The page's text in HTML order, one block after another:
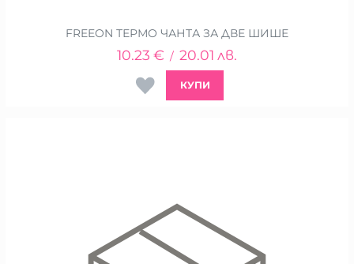
FREEON ТЕРМО ЧАНТА ЗА ДВЕ ШИШЕ
10.23 € / 20.01 лв.
КУПИ